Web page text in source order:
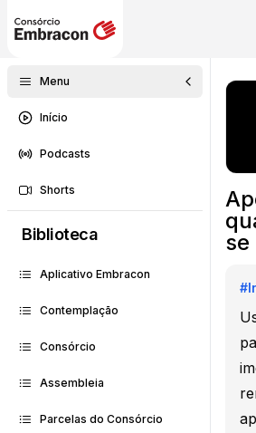
Menu
Início
Podcasts
Shorts
Biblioteca
Aplicativo Embracon
Contemplação
Consórcio
Assembleia
Parcelas do Consórcio
se
#